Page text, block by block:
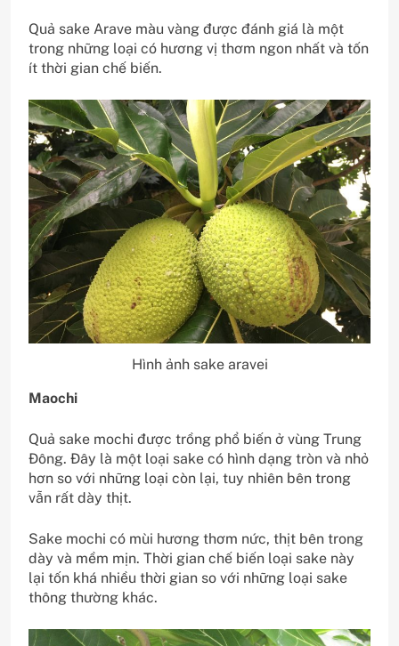
Quả sake Arave màu vàng được đánh giá là một
trong những loại có hương vị thơm ngon nhất và tốn
ít thời gian chế biến.
Hình ảnh sake aravei
Maochi
Quả sake mochi được trồng phổ biến ở vùng Trung
Đông. Đây là một loại sake có hình dạng tròn và nhỏ
hơn so với những loại còn lại, tuy nhiên bên trong
vẫn rất dày thịt.
Sake mochi có mùi hương thơm nức, thịt bên trong
dày và mềm mịn. Thời gian chế biến loại sake này
lại tốn khá nhiều thời gian so với những loại sake
thông thường khác.